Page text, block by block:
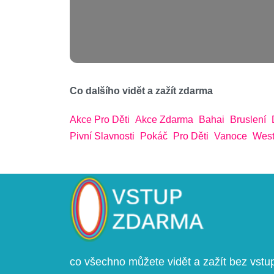
Co dalšího vidět a zažít zdarma
Akce Pro Děti Akce Zdarma Bahai Bruslení
Pivní Slavnosti
Pokáč Pro Děti Vanoce
co všechno můžete vidět a zažít bez